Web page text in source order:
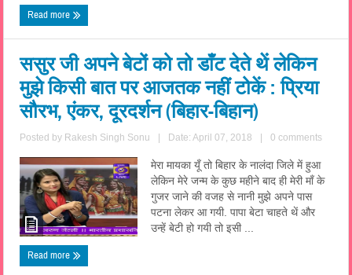
Read more
ससुर जी अपने बेटों को तो डाँट देते थें लेकिन
मुझे किसी बात पर आजतक नहीं टोकें : प्रिया
सौरभ, एंकर, दूरदर्शन (बिहार-बिहान)
Posted by Rakesh Singh Sonu Date: April 07, 2018 0 comments
मेरा मायका यूँ तो बिहार के नालंदा जिले में हुआ
लेकिन मेरे जन्म के कुछ महीने बाद ही मेरी माँ के
गुजर जाने की वजह से नानी मुझे अपने पास
पटना लेकर आ गयी. पापा बेटा चाहते थें और
उन्हें बेटी हो गयी तो इसी ...
Read more